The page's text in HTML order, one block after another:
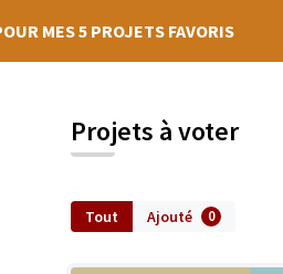
MES 5 PROJETS FAVORIS
Projets à voter
Tout Ajouté 0